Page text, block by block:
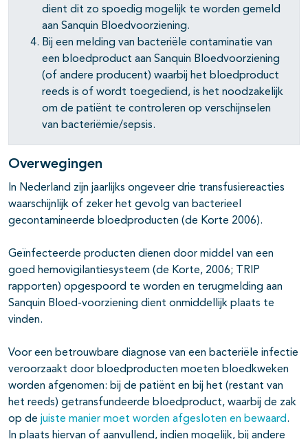
open- en dichtklappen
open- en dichtklappen
open- en dichtklappen
dient dit zo spoedig mogelijk te worden gemeld
aan Sanquin Bloedvoorziening.
Bij een melding van bacteriële contaminatie van
een bloedproduct aan Sanquin Bloedvoorziening
(of andere producent) waarbij het bloedproduct
reeds is of wordt toegediend, is het noodzakelijk
om de patiënt te controleren op verschijnselen
van bacteriëmie/sepsis.
Overwegingen
In Nederland zijn jaarlijks ongeveer drie transfusiereacties
waarschijnlijk of zeker het gevolg van bacterieel
gecontamineerde bloedproducten (de Korte 2006).
Geïnfecteerde producten dienen door middel van een
goed hemovigilantiesysteem (de Korte, 2006; TRIP
rapporten) opgespoord te worden en terugmelding aan
Sanquin Bloed-voorziening dient onmiddellijk plaats te
vinden.
Voor een betrouwbare diagnose van een bacteriële infectie
veroorzaakt door bloedproducten moeten bloedkweken
worden afgenomen: bij de patiënt en bij het (restant van
het reeds) getransfundeerde bloedproduct, waarbij de zak
op de juiste manier moet worden afgesloten en bewaard.
In plaats hiervan of aanvullend, indien mogelijk, bij andere